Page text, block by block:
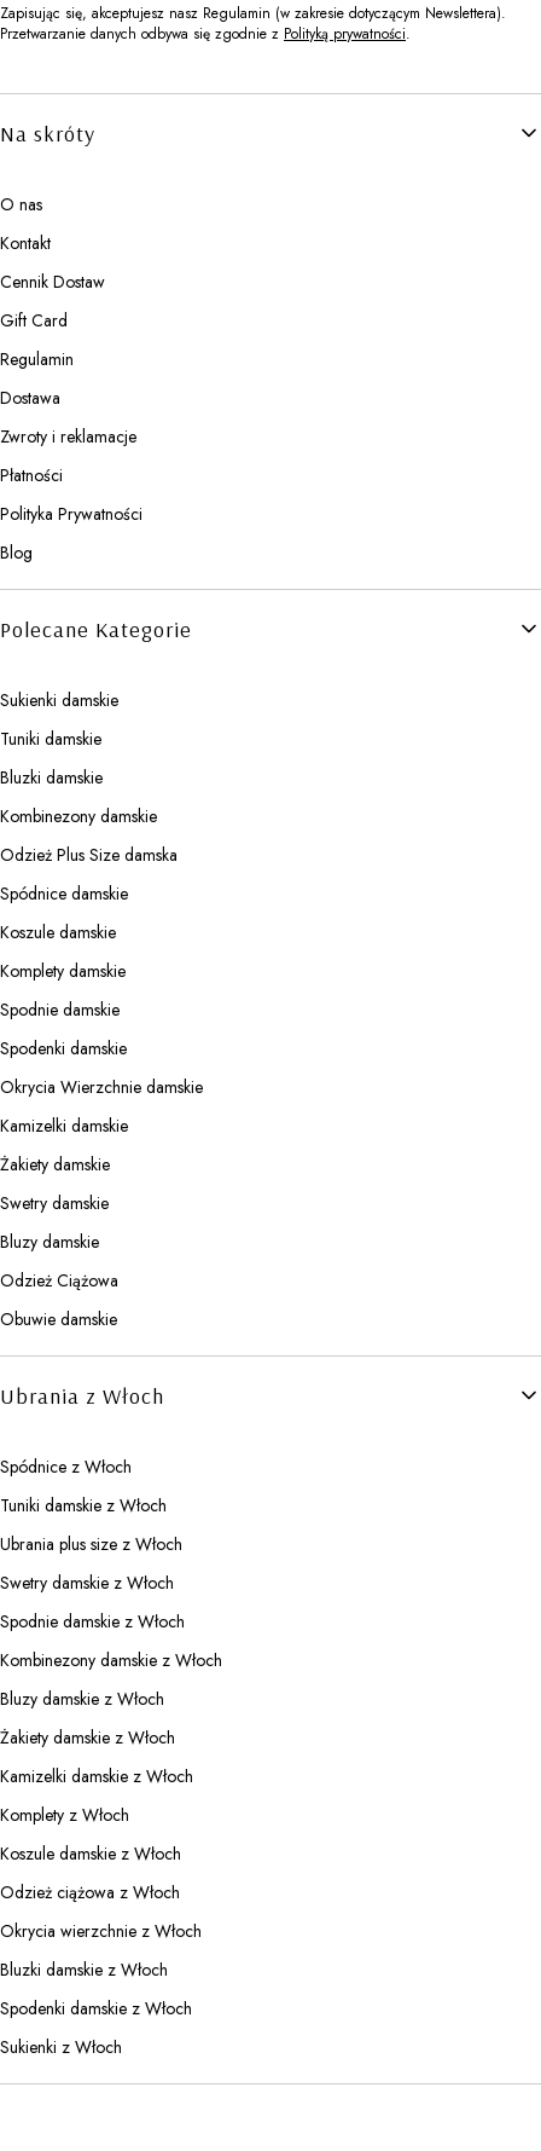
Zapisując się, akceptujesz nasz Regulamin (w zakresie dotyczącym Newslettera).
Przetwarzanie danych odbywa się zgodnie z Polityką prywatności.
Linki w stopce
Na skróty
O nas
Kontakt
Cennik Dostaw
Gift Card
Regulamin
Dostawa
Zwroty i reklamacje
Płatności
Polityka Prywatności
Blog
Polecane Kategorie
Sukienki damskie
Tuniki damskie
Bluzki damskie
Kombinezony damskie
Odzież Plus Size damska
Spódnice damskie
Koszule damskie
Komplety damskie
Spodnie damskie
Spodenki damskie
Okrycia Wierzchnie damskie
Kamizelki damskie
Żakiety damskie
Swetry damskie
Bluzy damskie
Odzież Ciążowa
Obuwie damskie
Ubrania z Włoch
Spódnice z Włoch
Tuniki damskie z Włoch
Ubrania plus size z Włoch
Swetry damskie z Włoch
Spodnie damskie z Włoch
Kombinezony damskie z Włoch
Bluzy damskie z Włoch
Żakiety damskie z Włoch
Kamizelki damskie z Włoch
Komplety z Włoch
Koszule damskie z Włoch
Odzież ciążowa z Włoch
Okrycia wierzchnie z Włoch
Bluzki damskie z Włoch
Spodenki damskie z Włoch
Sukienki z Włoch